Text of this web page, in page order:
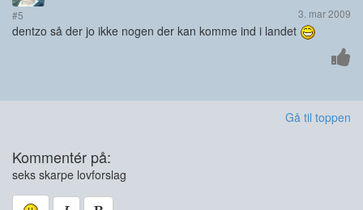
#5 3. mar 2009
dentzo så der jo ikke nogen der kan komme ind i landet
Gå til toppen
Kommentér på:
seks skarpe lovforslag